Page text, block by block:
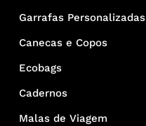
Garrafas Personalizadas
Canecas e Copos
Ecobags
Cadernos
Malas de Viagem